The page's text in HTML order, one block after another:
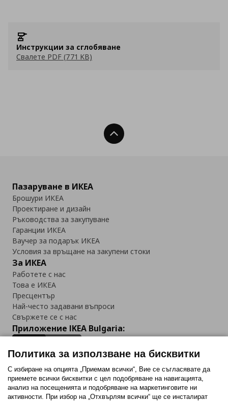
Инструкции за сглобяване
Свалете PDF (771 KB)
Нагоре
Пазаруване в ИКЕА
Брошури ИКЕА
Проектиране и дизайн
Ръководства за закупуване
Гаранции ИКЕА
Ваучер за подарък ИКЕА
Условия за връщане на закупени стоки
За ИКЕА
Работете с нас
Това е ИКЕА
Пресцентър
Най-често задавани въпроси
Свържете се с нас
Приложение IKEA Bulgaria:
Последвайте ни:
FacebookTwitterYoutubePinterestInstagram
Политика за използване на бисквитки
С избиране на опцията „Приемам всички“, Вие се съгласявате да
приемете всички бисквитки с цел подобряване на навигацията,
анализ на посещенията и подобряване на маркетинговите ни
активности. При избор на „Отхвърлям всички“ ще се инсталират